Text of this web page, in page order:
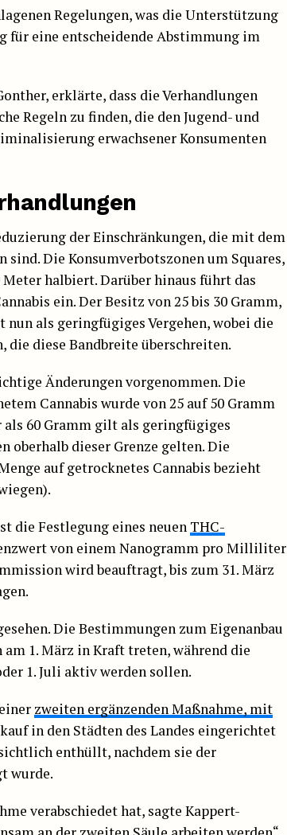
Regelungen, was die Unterstützung
für eine entscheidende Abstimmung im
erklärte, dass die Verhandlungen
Regeln zu finden, die den Jugend- und
erwachsener Konsumenten
der Einschränkungen, die mit dem
sind. Die Konsumverbotszonen um Squares,
halbiert. Darüber hinaus führt das
ein. Der Besitz von 25 bis 30 Gramm,
als geringfügiges Vergehen, wobei die
diese Bandbreite überschreiten.
Änderungen vorgenommen. Die
Cannabis wurde von 25 auf 50 Gramm
60 Gramm gilt als geringfügiges
oberhalb dieser Grenze gelten. Die
auf getrocknetes Cannabis bezieht
die Festlegung eines neuen THC-
von einem Nanogramm pro Milliliter
wird beauftragt, bis zum 31. März
Die Bestimmungen zum Eigenanbau
1. März in Kraft treten, während die
1. Juli aktiv werden sollen.
zweiten ergänzenden Maßnahme, mit
in den Städten des Landes eingerichtet
enthüllt, nachdem sie der
wurde.
verabschiedet hat, sagte Kappert-